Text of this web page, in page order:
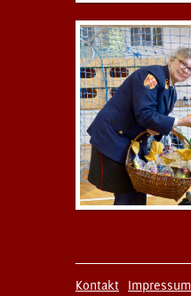
Kontakt Impressum